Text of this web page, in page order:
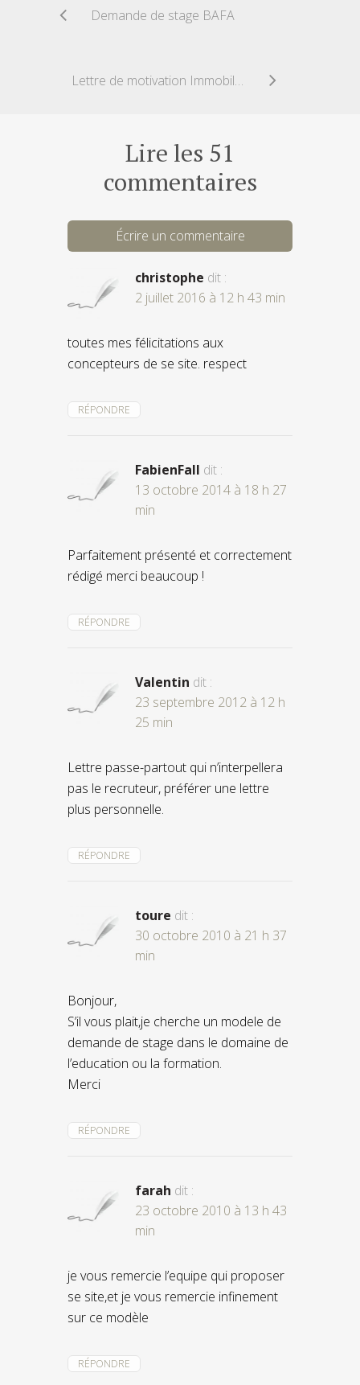
Demande de stage BAFA
Lettre de motivation Immobilier en Alternance
Lire les 51
commentaires
Écrire un commentaire
christophe dit :
2 juillet 2016 à 12 h 43 min
toutes mes félicitations aux
concepteurs de se site. respect
RÉPONDRE
FabienFall dit :
13 octobre 2014 à 18 h 27
min
Parfaitement présenté et correctement
rédigé merci beaucoup !
RÉPONDRE
Valentin dit :
23 septembre 2012 à 12 h
25 min
Lettre passe-partout qui n’interpellera
pas le recruteur, préférer une lettre
plus personnelle.
RÉPONDRE
toure dit :
30 octobre 2010 à 21 h 37
min
Bonjour,
S’il vous plait,je cherche un modele de
demande de stage dans le domaine de
l’education ou la formation.
Merci
RÉPONDRE
farah dit :
23 octobre 2010 à 13 h 43
min
je vous remercie l’equipe qui proposer
se site,et je vous remercie infinement
sur ce modèle
RÉPONDRE